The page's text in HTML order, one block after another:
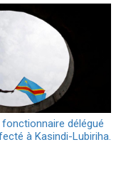
délégué
à Kasindi-Lubiriha.